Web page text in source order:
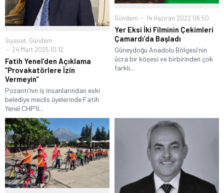
Siyaset, Gündem
24 Mart 2025 10:12
Fatih Yenel’den Açıklama
“Provakatörlere İzin
Vermeyin”
Pozantı’nın iş insanlarından eski
belediye meclis üyelerinde Fatih
Yenel CHP’li...
Gündem 14 Haziran 2022 06:50
Yer Eksi İki Filminin Çekimleri
Çamardı’da Başladı
Güneydoğu Anadolu Bölgesi’nin
ücra bir köşesi ve birbirinden çok
farklı...